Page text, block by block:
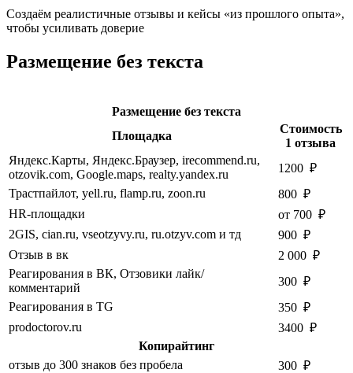
Создаём реалистичные отзывы и кейсы «из прошлого опыта»,
чтобы усиливать доверие
Размещение без текста
Размещение без текста
Площадка
Стоимость
1 отзыва
Яндекс.Карты, Яндекс.Браузер, irecommend.ru,
otzovik.com, Google.maps, realty.yandex.ru
1200 ₽
Трастпайлот, yell.ru, flamp.ru, zoon.ru
800 ₽
HR-площадки
от 700 ₽
2GIS, cian.ru, vseotzyvy.ru, ru.otzyv.com и тд
900 ₽
Отзыв в вк
2 000 ₽
Реагирования в ВК, Отзовики лайк/
комментарий
300 ₽
Реагирования в TG
350 ₽
prodoctorov.ru
3400 ₽
Копирайтинг
отзыв до 300 знаков без пробела
300 ₽